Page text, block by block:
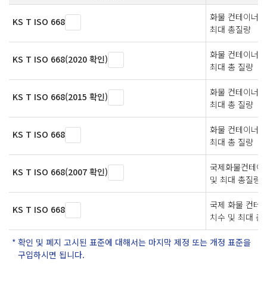
KS T ISO 668
화물 컨테이너
최대 총질량
KS T ISO 668(2020 확인)
화물 컨테이너
최대 총 질량
KS T ISO 668(2015 확인)
화물 컨테이너
최대 총 질량
KS T ISO 668
화물 컨테이너
최대 총 질량
KS T ISO 668(2007 확인)
국제화물컨테
및 최대 총질량
KS T ISO 668
국제 화물 컨테
치수 및 최대 총
확인 및 폐지 고시된 표준에 대해서는 마지막 제정 또는 개정 표준을
구입하시면 됩니다.